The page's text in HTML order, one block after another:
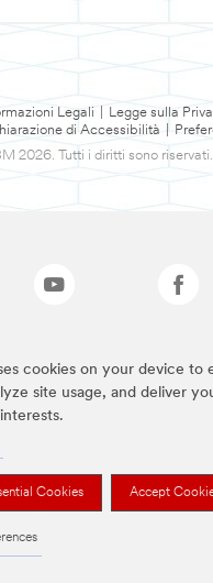
cookies on your device to
site usage, and deliver
Cookies Accept
Legali Legge sulla
di Accessibilità
2026. Tutti i diritti sono riservati.
marchi sopra elencati sono marchi